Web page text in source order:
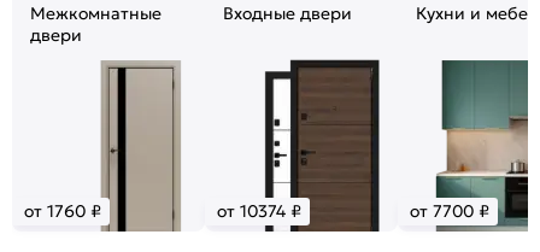
Межкомнатные
двери
от 1760 ₽
Входные двери
от 10374 ₽
Кухни и
от 7700 ₽